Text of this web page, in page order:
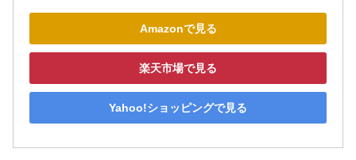
Amazonで見る
楽天市場で見る
Yahoo!ショッピングで見る